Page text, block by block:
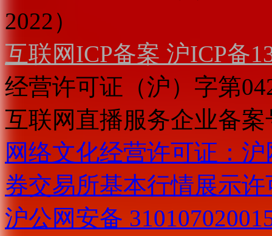
2022）
互联网ICP备案 沪ICP备
经营许可证（沪）字第
互联网直播服务企业备案
网络文化经营许可证：
券交易所基本行情展示许
沪公网安备